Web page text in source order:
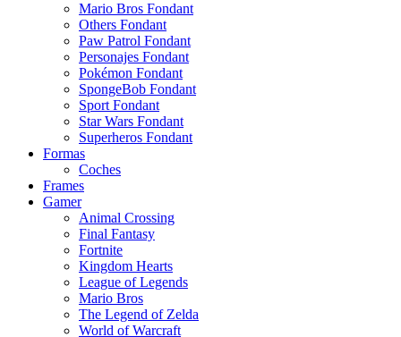
Mario Bros Fondant
Others Fondant
Paw Patrol Fondant
Personajes Fondant
Pokémon Fondant
SpongeBob Fondant
Sport Fondant
Star Wars Fondant
Superheros Fondant
Formas
Coches
Frames
Gamer
Animal Crossing
Final Fantasy
Fortnite
Kingdom Hearts
League of Legends
Mario Bros
The Legend of Zelda
World of Warcraft